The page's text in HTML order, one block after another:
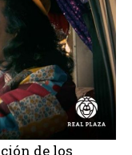
de los